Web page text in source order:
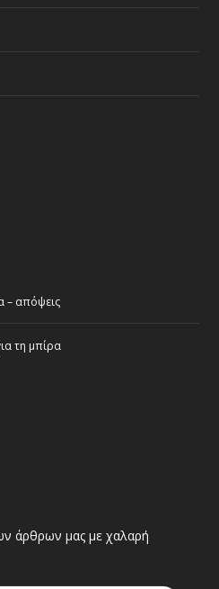
– απόψεις
τη μπίρα
άρθρων μας με χαλαρή